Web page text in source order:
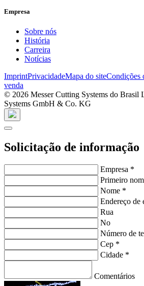
Empresa
Sobre nós
História
Carreira
Notícias
ImprintPrivacidadeMapa do siteCondições
venda
© 2026 Messer Cutting Systems do Brasil
Systems GmbH & Co. KG
Solicitação de informação
Empresa *
Primeiro
Nome *
Endereço de
Rua
No
Número de
Cep *
Cidade *
Comentários